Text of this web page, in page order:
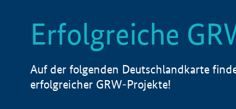
Erfolgreiche
Auf der folgenden Deutschlandkarte
erfolgreicher GRW-Projekte!